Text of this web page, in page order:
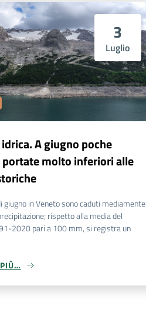
3
Luglio
A giugno poche
portate molto inferiori alle
giugno in Veneto sono caduti mediamente
rispetto alla media del
2020 pari a 100 mm, si registra un